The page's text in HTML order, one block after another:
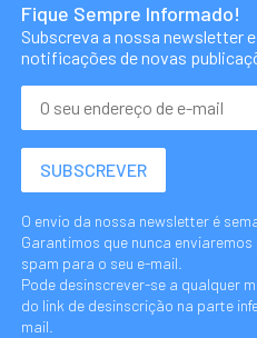
Fique Sempre Informado!
Subscreva a nossa newsletter
notificações de novas
O envio da nossa newsletter é
Garantimos que nunca
spam para o seu e-mail.
Pode desinscrever-se a qualquer
do link de desinscrição na parte
mail.